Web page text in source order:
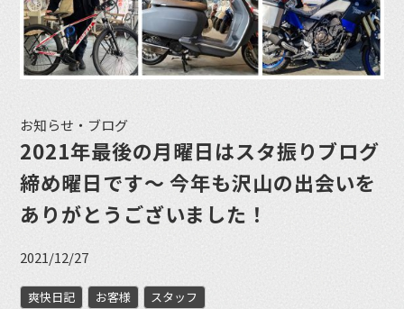
お知らせ・ブログ
2021年最後の月曜日はスタ振りブログ
締め曜日です〜 今年も沢山の出会いを
ありがとうございました！
2021/12/27
爽快日記 お客様 スタッフ